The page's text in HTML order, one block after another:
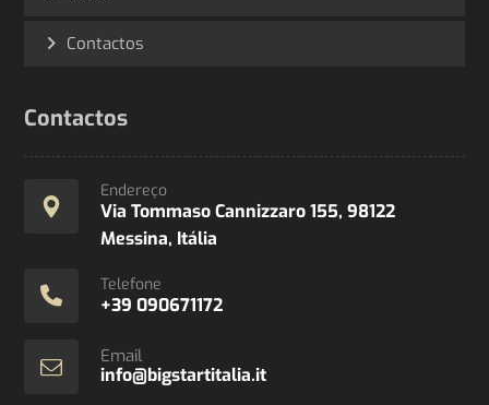
Contactos
Contactos
Endereço
Via Tommaso Cannizzaro 155, 98122
Messina, Itália
Telefone
+39 090671172
Email
info@bigstartitalia.it